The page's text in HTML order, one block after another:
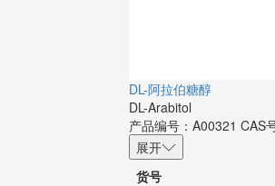
DL-阿拉伯糖醇
DL-Arabitol
产品编号：A00321 CAS
展开
货号